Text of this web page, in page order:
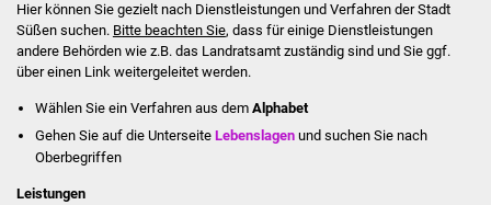
Ratsinformationssystem
Jugendbeirat
Summerrockfestival
Hier können Sie gezielt nach Dienstleistungen und Verfahren der Stadt
Süßen suchen. Bitte beachten Sie, dass für einige Dienstleistungen
andere Behörden wie z.B. das Landratsamt zuständig sind und Sie ggf.
über einen Link weitergeleitet werden.
Wählen Sie ein Verfahren aus dem Alphabet
Gehen Sie auf die UnterseiteLebenslagen und suchen Sie nach
Oberbegriffen
Leistungen